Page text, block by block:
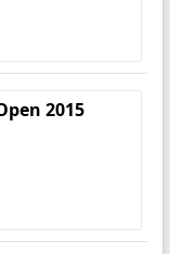
2015